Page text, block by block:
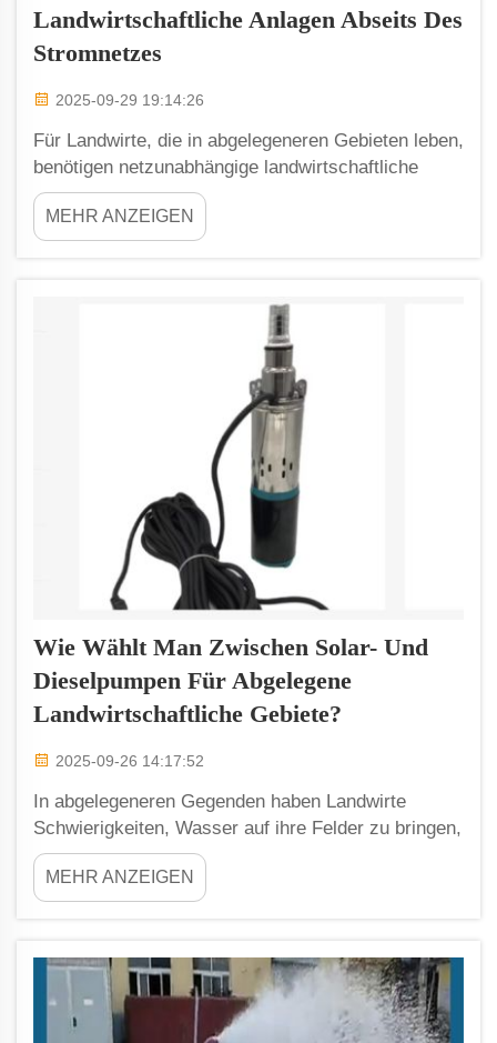
Landwirtschaftliche Anlagen Abseits Des
Stromnetzes
2025-09-29 19:14:26
Für Landwirte, die in abgelegeneren Gebieten leben,
benötigen netzunabhängige landwirtschaftliche
Betriebe effektive Stromversorgungslösungen, um
ihre Pflanzen erfolgreich anzubauen. Eine Option ist
die Verwendung von Multispannungspumpen, die
V-DC betrieben werden können.
MEHR ANZEIGEN
Wie Wählt Man Zwischen Solar- Und
Dieselpumpen Für Abgelegene
Landwirtschaftliche Gebiete?
2025-09-26 14:17:52
In abgelegeneren Gegenden haben Landwirte
Schwierigkeiten, Wasser auf ihre Felder zu bringen,
und wir haben Zeit zu überlegen, welche Art von
Pumpe sie einsetzen sollten. Solarpumpen &
Dieselpumpen: Bei der Stromerzeugung durch
Wasser zu fördern, eine ist Solar pa...
MEHR ANZEIGEN